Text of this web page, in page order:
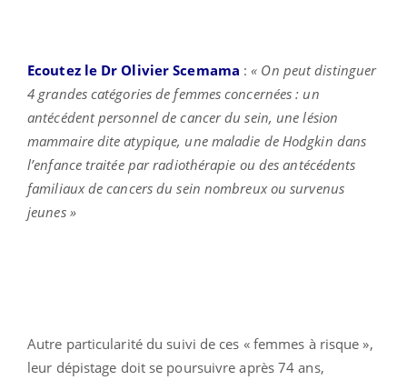
Ecoutez le Dr Olivier Scemama :« On peut distinguer
4 grandes catégories de femmes concernées : un
antécédent personnel de cancer du sein, une lésion
mammaire dite atypique, une maladie de Hodgkin dans
l’enfance traitée par radiothérapie ou des antécédents
familiaux de cancers du sein nombreux ou survenus
jeunes »
Autre particularité du suivi de ces « femmes à risque »,
leur dépistage doit se poursuivre après 74 ans,